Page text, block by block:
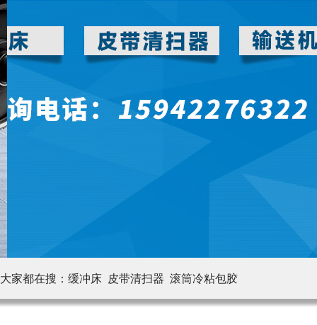
大家都在搜： 缓冲床 皮带清扫器 滚筒冷粘包胶